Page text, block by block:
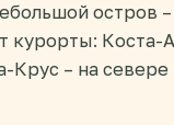
курорты: Коста-
Крус – на